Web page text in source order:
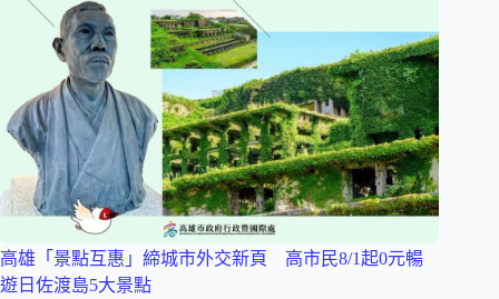
高雄「景點互惠」締城市外交新頁 高市民8/1起0元暢
遊日佐渡島5大景點